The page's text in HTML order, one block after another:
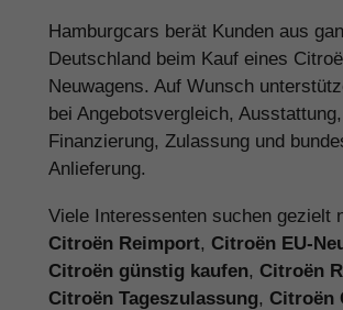
Hamburgcars berät Kunden aus
Deutschland beim Kauf eines
Neuwagens. Auf Wunsch
bei Angebotsvergleich, Ausstattung,
Finanzierung, Zulassung und
Anlieferung.
Viele Interessenten suchen gezielt
Citroën Reimport, Citroën EU-
Citroën günstig kaufen, Citroën
Citroën Tageszulassung, Citroën